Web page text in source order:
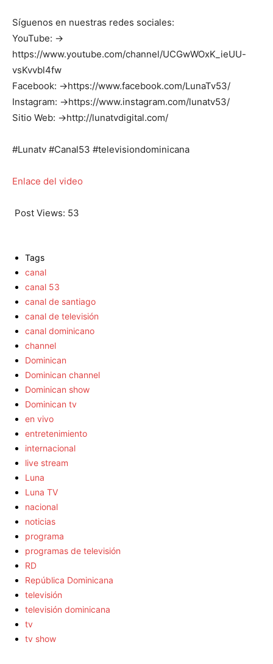
Síguenos en nuestras redes sociales:
YouTube: →
https://www.youtube.com/channel/UCGwWOxK_ieUU-
vsKvvbl4fw
Facebook: →https://www.facebook.com/LunaTv53/
Instagram: →https://www.instagram.com/lunatv53/
Sitio Web: →http://lunatvdigital.com/
#Lunatv #Canal53 #televisiondominicana
Enlace del video
Post Views: 53
Tags
canal
canal 53
canal de santiago
canal de televisión
canal dominicano
channel
Dominican
Dominican channel
Dominican show
Dominican tv
en vivo
entretenimiento
internacional
live stream
Luna
Luna TV
nacional
noticias
programa
programas de televisión
RD
República Dominicana
televisión
televisión dominicana
tv
tv show